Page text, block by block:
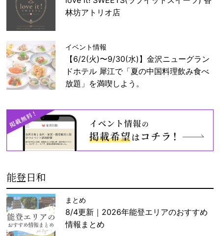
林坊アトリオ店
イベント情報
【6/2(火)〜9/30(水)】金沢ニューグラン
ドホテル 犀江で「夏の中国料理飲み食べ
放題」を満喫しよう。
能登日和
まとめ
8/4更新｜2026年能登エリアのおすすめ
情報まとめ